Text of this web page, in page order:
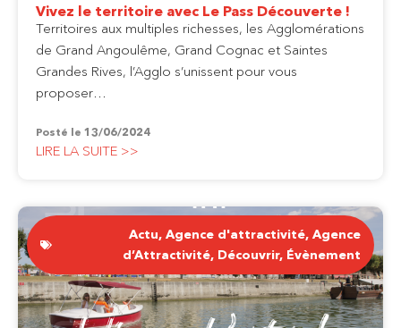
Vivez le territoire avec Le Pass Découverte !
Territoires aux multiples richesses, les Agglomérations
de Grand Angoulême, Grand Cognac et Saintes
Grandes Rives, l’Agglo s’unissent pour vous
proposer…
Posté le 13/06/2024
LIRE LA SUITE >>
Actu, Agence d'attractivité, Agence
d’Attractivité, Découvrir, Évènement